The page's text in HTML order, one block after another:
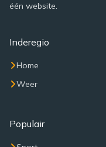
één website.
Inderegio
Home
Weer
Populair